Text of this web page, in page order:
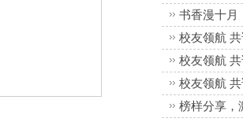
书香漫十
校友领航
校友领航
校友领航
榜样分享，